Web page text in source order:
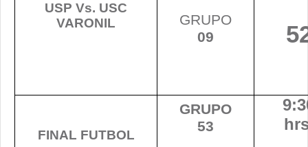
USP Vs. USC
VARONIL
GRUPO
09
FINAL FUTBOL
GRUPO
53